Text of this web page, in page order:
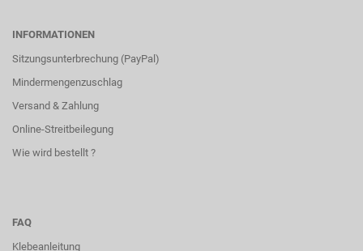
INFORMATIONEN
Sitzungsunterbrechung (PayPal)
Mindermengenzuschlag
Versand & Zahlung
Online-Streitbeilegung
Wie wird bestellt ?
FAQ
Klebeanleitung